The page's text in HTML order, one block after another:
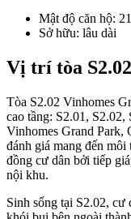
Mật độ căn hộ:
Sở hữu: lâu dài
Vị trí tòa
Tòa S2.02 Vinhomes
cao tầng: S2.01,
Vinhomes Grand
đánh giá mang đến
đồng cư dân bởi tiếp
nội khu.
Sinh sống tại S2.02, cư